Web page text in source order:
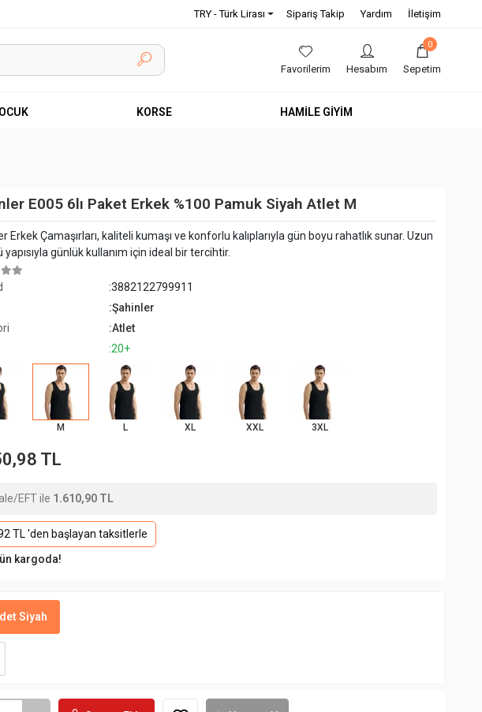
TRY - Türk Lirası Sipariş Takip Yardım İletişim
Favorilerim Hesabım
0
Sepetim
KORSE HAMİLE GİYİM
E005 6lı Paket Erkek %100 Pamuk Siyah Atlet M
Erkek Çamaşırları, kaliteli kumaşı ve konforlu kalıplarıyla gün boyu rahatlık sunar. Uzun
yapısıyla günlük kullanım için ideal bir tercihtir.
:3882122799911
:Şahinler
:Atlet
:20+
M L XL XXL 3XL
TL
EFT ile 1.610,90 TL
TL 'den başlayan taksitlerle
kargoda!
Siyah